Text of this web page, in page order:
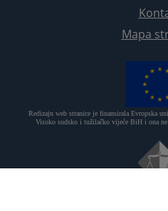
Mapa
Redizajn web stranice je finansirala Evropska
Visoko sudsko i tužilačko vijeće BiH i ona ne